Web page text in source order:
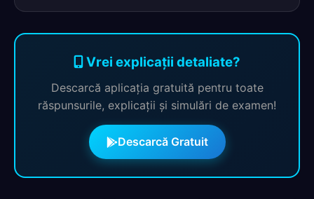
Vrei explicații detaliate?
Descarcă aplicația gratuită pentru toate
răspunsurile, explicații și simulări de examen!
Descarcă Gratuit